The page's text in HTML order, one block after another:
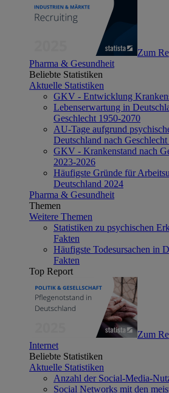
Zum
Pharma & Gesundheit
Beliebte Statistiken
Aktuelle Statistiken
GKV - Entwicklung
Lebenserwartung in
Geschlecht 1950-2070
AU-Tage aufgrund
Deutschland nach
GKV - Krankenstand nach
2023-2026
Häufigste Gründe für
Deutschland 2024
Pharma & Gesundheit
Themen
Weitere Themen
Statistiken zu psychischen
Fakten
Häufigste Todesursachen in
Fakten
Top Report
Zum
Internet
Beliebte Statistiken
Aktuelle Statistiken
Anzahl der Social-Media-
Social Networks mit den